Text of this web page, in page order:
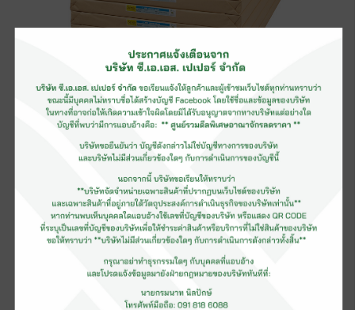
กระดาษอาร์ตการ์ด 1 หน้า (รีม)